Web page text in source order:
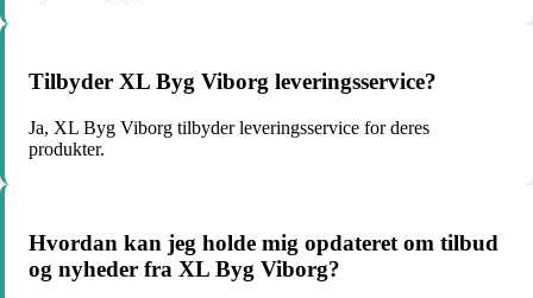
Tilbyder XL Byg Viborg leveringsservice?
Ja, XL Byg Viborg tilbyder leveringsservice for deres
produkter.
Hvordan kan jeg holde mig opdateret om tilbud
og nyheder fra XL Byg Viborg?